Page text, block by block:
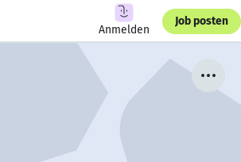
Anmelden
Job posten